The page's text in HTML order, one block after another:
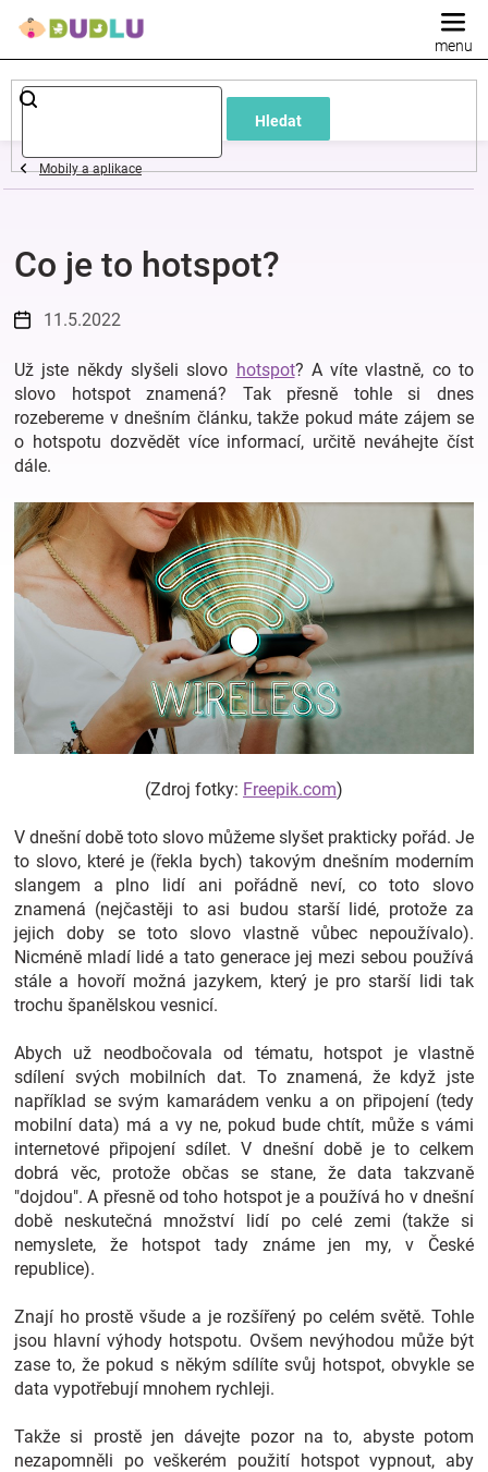
Hledat
Dětské
a
oblečení
Pokojíček
a
kojenecká
Hračky
a
pro
Těhotenské
oblečení
Novinky
Značky
Blog
Hračkářství
Přihlášení
Mobily a aplikace
Co je to hotspot?
11.5.2022
Už jste někdy slyšeli slovo hotspot? A víte vlastně, co to
slovo hotspot znamená? Tak přesně tohle si dnes
rozebereme v dnešním článku, takže pokud máte zájem se
o hotspotu dozvědět více informací, určitě neváhejte číst
dále.
(Zdroj fotky: Freepik.com)
V dnešní době toto slovo můžeme slyšet prakticky pořád. Je
to slovo, které je (řekla bych) takovým dnešním moderním
slangem a plno lidí ani pořádně neví, co toto slovo
znamená (nejčastěji to asi budou starší lidé, protože za
jejich doby se toto slovo vlastně vůbec nepoužívalo).
Nicméně mladí lidé a tato generace jej mezi sebou používá
stále a hovoří možná jazykem, který je pro starší lidi tak
trochu španělskou vesnicí.
Abych už neodbočovala od tématu, hotspot je vlastně
sdílení svých mobilních dat. To znamená, že když jste
například se svým kamarádem venku a on připojení (tedy
mobilní data) má a vy ne, pokud bude chtít, může s vámi
internetové připojení sdílet. V dnešní době je to celkem
dobrá věc, protože občas se stane, že data takzvaně
"dojdou". A přesně od toho hotspot je a používá ho v dnešní
době neskutečná množství lidí po celé zemi (takže si
nemyslete, že hotspot tady známe jen my, v České
republice).
Znají ho prostě všude a je rozšířený po celém světě. Tohle
jsou hlavní výhody hotspotu. Ovšem nevýhodou může být
zase to, že pokud s někým sdílíte svůj hotspot, obvykle se
data vypotřebují mnohem rychleji.
Takže si prostě jen dávejte pozor na to, abyste potom
nezapomněli po veškerém použití hotspot vypnout, aby